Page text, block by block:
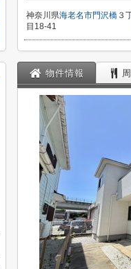
神奈川県海老名市門沢橋 ３
目18-41
物件情報